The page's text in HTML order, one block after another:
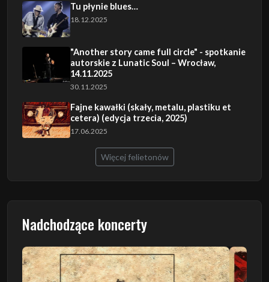
Tu płynie blues…
18.12.2025
"Another story came full circle" - spotkanie
autorskie z Lunatic Soul – Wrocław,
14.11.2025
30.11.2025
Fajne kawałki (skały, metalu, plastiku et
cetera) (edycja trzecia, 2025)
17.06.2025
Więcej felietonów
Nadchodzące koncerty